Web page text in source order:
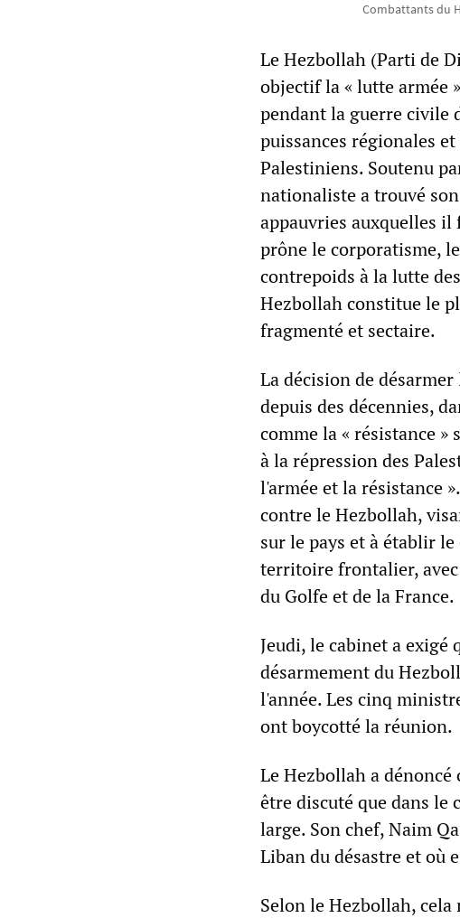
Combattants du
Le Hezbollah (Parti de
objectif la « lutte armée
pendant la guerre civile
puissances régionales
Palestiniens. Soutenu
nationaliste a trouvé
appauvries auxquelles
prône le corporatisme,
contrepoids à la lutte
Hezbollah constitue le
fragmenté et sectaire.
La décision de
depuis des décennies,
comme la « résistance
à la répression des
l'armée et la résistance
contre le Hezbollah,
sur le pays et à établir
territoire frontalier,
du Golfe et de la France.
Jeudi, le cabinet a
désarmement du
l'année. Les cinq
ont boycotté la réunion.
Le Hezbollah a
être discuté que dans le
large. Son chef, Naim
Liban du désastre et où
Selon le Hezbollah,